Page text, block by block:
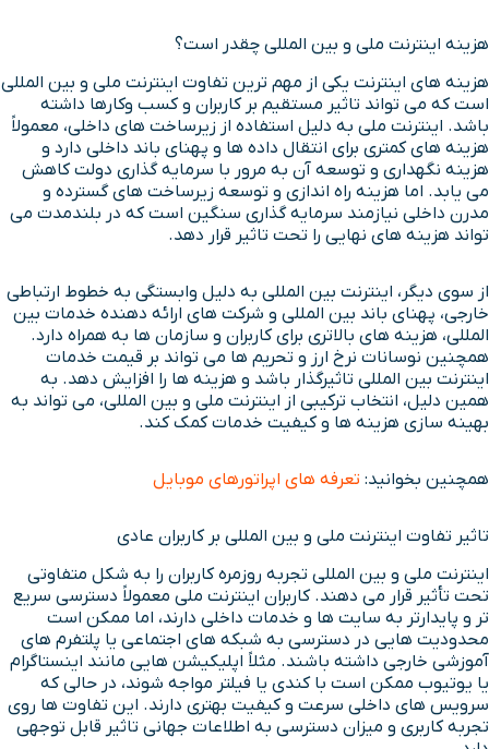
هزینه اینترنت ملی و بین المللی چقدر است؟
هزینه های اینترنت یکی از مهم ترین تفاوت اینترنت ملی و بین المللی
است که می تواند تاثیر مستقیم بر کاربران و کسب وکارها داشته
باشد. اینترنت ملی به دلیل استفاده از زیرساخت های داخلی، معمولاً
هزینه های کمتری برای انتقال داده ها و پهنای باند داخلی دارد و
هزینه نگهداری و توسعه آن به مرور با سرمایه گذاری دولت کاهش
می یابد. اما هزینه راه اندازی و توسعه زیرساخت های گسترده و
مدرن داخلی نیازمند سرمایه گذاری سنگین است که در بلندمدت می
تواند هزینه های نهایی را تحت تاثیر قرار دهد.
از سوی دیگر، اینترنت بین المللی به دلیل وابستگی به خطوط ارتباطی
خارجی، پهنای باند بین المللی و شرکت های ارائه دهنده خدمات بین
المللی، هزینه های بالاتری برای کاربران و سازمان ها به همراه دارد.
همچنین نوسانات نرخ ارز و تحریم ها می تواند بر قیمت خدمات
اینترنت بین المللی تاثیرگذار باشد و هزینه ها را افزایش دهد. به
همین دلیل، انتخاب ترکیبی از اینترنت ملی و بین المللی، می تواند به
بهینه سازی هزینه ها و کیفیت خدمات کمک کند.
همچنین بخوانید: تعرفه های اپراتورهای موبایل
تاثیر تفاوت اینترنت ملی و بین المللی بر کاربران عادی
اینترنت ملی و بین المللی تجربه روزمره کاربران را به شکل متفاوتی
تحت تأثیر قرار می دهند. کاربران اینترنت ملی معمولاً دسترسی سریع
تر و پایدارتر به سایت ها و خدمات داخلی دارند، اما ممکن است
محدودیت هایی در دسترسی به شبکه های اجتماعی یا پلتفرم های
آموزشی خارجی داشته باشند. مثلاً اپلیکیشن هایی مانند اینستاگرام
یا یوتیوب ممکن است با کندی یا فیلتر مواجه شوند، در حالی که
سرویس های داخلی سرعت و کیفیت بهتری دارند. این تفاوت ها روی
تجربه کاربری و میزان دسترسی به اطلاعات جهانی تاثیر قابل توجهی